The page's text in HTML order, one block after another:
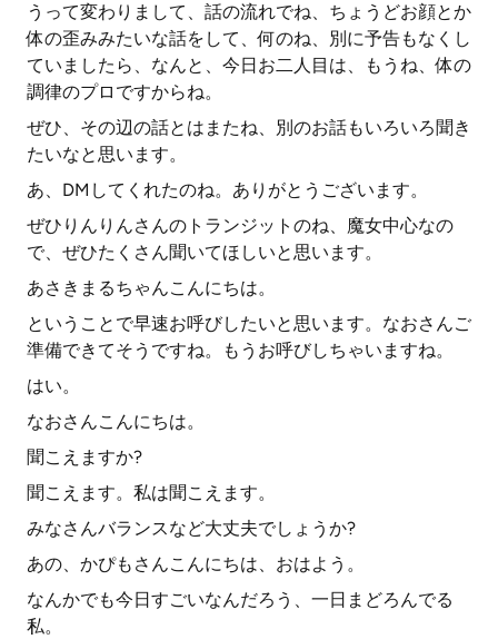
うって変わりまして、話の流れでね、ちょうどお顔とか
体の歪みみたいな話をして、何のね、別に予告もなくし
ていましたら、なんと、今日お二人目は、もうね、体の
調律のプロですからね。
ぜひ、その辺の話とはまたね、別のお話もいろいろ聞き
たいなと思います。
あ、DMしてくれたのね。ありがとうございます。
ぜひりんりんさんのトランジットのね、魔女中心なの
で、ぜひたくさん聞いてほしいと思います。
あさきまるちゃんこんにちは。
ということで早速お呼びしたいと思います。なおさんご
準備できてそうですね。もうお呼びしちゃいますね。
はい。
なおさんこんにちは。
聞こえますか?
聞こえます。私は聞こえます。
みなさんバランスなど大丈夫でしょうか?
あの、かぴもさんこんにちは、おはよう。
なんかでも今日すごいなんだろう、一日まどろんでる
私。